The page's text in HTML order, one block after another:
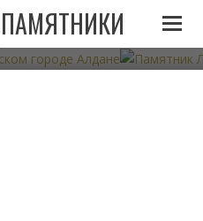
ГОРОДЕ